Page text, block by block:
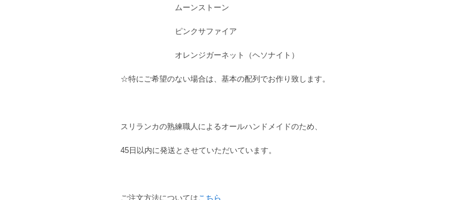
ムーンストーン
ピンクサファイア
オレンジガーネット（ヘソナイト）
☆特にご希望のない場合は、基本の配列でお作り致します。
スリランカの熟練職人によるオールハンドメイドのため、
45日以内に発送とさせていただいています。
ご注文方法についてはこちら